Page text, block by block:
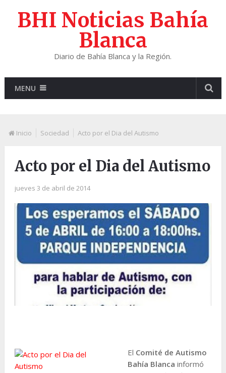
BHI Noticias Bahía
Blanca
Diario de Bahía Blanca y la Región.
MENU
Inicio Sociedad Acto por el Dia del Autismo
Acto por el Dia del Autismo
jueves 3 de abril de 2014
El Comité de Autismo
Bahía Blanca informó